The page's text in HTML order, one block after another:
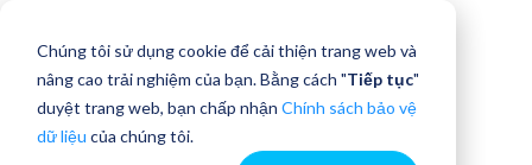
Chúng tôi sử dụng cookie để cải thiện trang web và
nâng cao trải nghiệm của bạn. Bằng cách "Tiếp tục"
duyệt trang web, bạn chấp nhận Chính sách bảo vệ
dữ liệu của chúng tôi.